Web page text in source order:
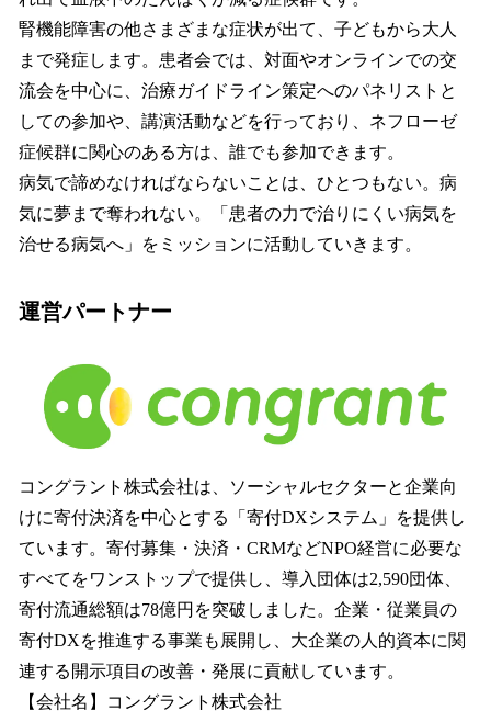
腎機能障害の他さまざまな症状が出て、子どもから大人
まで発症します。患者会では、対面やオンラインでの交
流会を中心に、治療ガイドライン策定へのパネリストと
しての参加や、講演活動などを行っており、ネフローゼ
症候群に関心のある方は、誰でも参加できます。
病気で諦めなければならないことは、ひとつもない。病
気に夢まで奪われない。「患者の力で治りにくい病気を
治せる病気へ」をミッションに活動していきます。
運営パートナー
コングラント株式会社は、ソーシャルセクターと企業向
けに寄付決済を中心とする「寄付DXシステム」を提供し
ています。寄付募集・決済・CRMなどNPO経営に必要な
すべてをワンストップで提供し、導入団体は2,590団体、
寄付流通総額は78億円を突破しました。企業・従業員の
寄付DXを推進する事業も展開し、大企業の人的資本に関
連する開示項目の改善・発展に貢献しています。
【会社名】コングラント株式会社